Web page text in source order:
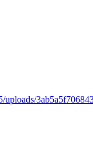
uploads/